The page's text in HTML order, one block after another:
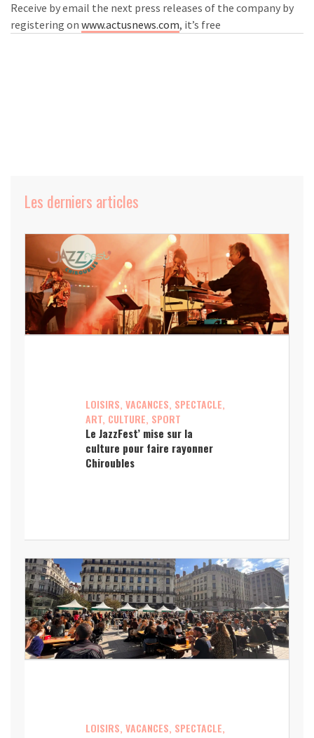
Receive by email the next press releases of the company by
registering on www.actusnews.com, it’s free
Les derniers articles
LOISIRS, VACANCES, SPECTACLE,
ART, CULTURE, SPORT
Le JazzFest’ mise sur la
culture pour faire rayonner
Chiroubles
LOISIRS, VACANCES, SPECTACLE,